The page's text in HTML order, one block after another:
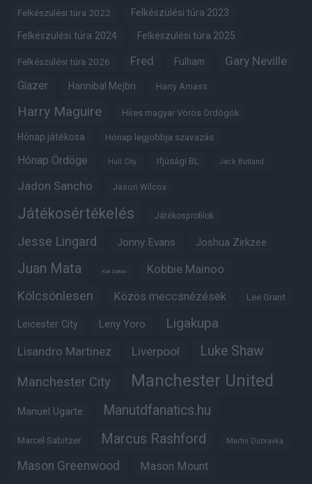
Felkészülési túra 2022 Felkészülési túra 2023
Felkészülési túra 2024 Felkészülési túra 2025
Felkészülési túra 2026 Fred Fulham Gary Neville
Glazer Hannibal Mejbri Harry Amass
Harry Maguire Híres magyar Vörös Ördögök
Hónap játékosa Hónap legjobbja szavazás
Hónap Ördöge Hull City Ifjúsági BL Jack Butland
Jadon Sancho Jason Wilcox
Játékosértékelés Játékosprofilok
Jesse Lingard Jonny Evans Joshua Zirkzee
Juan Mata Karl Darlow Kobbie Mainoo
Kölcsönlesen Közös meccsnézések Lee Grant
Leicester City Leny Yoro Ligakupa
Lisandro Martinez Liverpool Luke Shaw
Manchester City Manchester United
Manuel Ugarte Manutdfanatics.hu
Marcel Sabitzer Marcus Rashford Martin Dubravka
Mason Greenwood Mason Mount